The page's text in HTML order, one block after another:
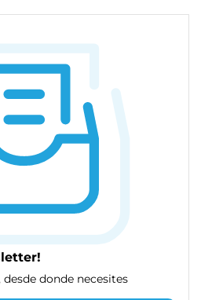
desde donde necesites